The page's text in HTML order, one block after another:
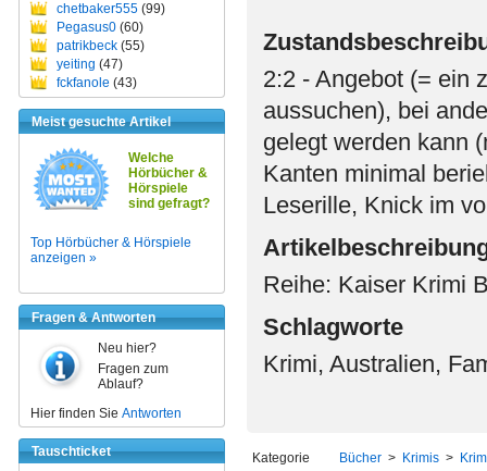
chetbaker555 (99)
Pegasus0 (60)
patrikbeck (55)
yeiting (47)
fckfanole (43)
Meist gesuchte Artikel
Welche
Hörbücher &
Hörspiele
sind gefragt?
Top Hörbücher & Hörspiele
anzeigen »
Fragen & Antworten
Neu hier?
Fragen zum
Ablauf?
Hier finden Sie Antworten
Tauschticket
2:2 - Angebot (= ein
aussuchen), bei
gelegt werden kann
Kanten minimal
Leserille, Knick im
Reihe: Kaiser Krimi
Schlagworte
Krimi, Australien,
Kategorie Bücher > Krimis >